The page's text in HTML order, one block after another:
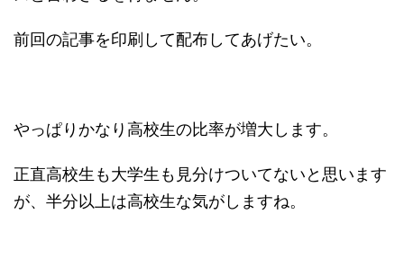
前回の記事を印刷して配布してあげたい。
やっぱりかなり高校生の比率が増大します。
正直高校生も大学生も見分けついてないと思います
が、半分以上は高校生な気がしますね。